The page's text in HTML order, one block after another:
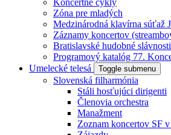
Koncertné cykly
Zóna pre mladých
Medzinárodná klavírna súťaž
Záznamy koncertov
Bratislavské hudobné slávnosti
Programový katalóg 77.
Umelecké telesá
Toggle submenu
Slovenská filharmónia
Stáli hosťujúci dirigenti
Členovia orchestra
Manažment
Zoznam koncertov SF v